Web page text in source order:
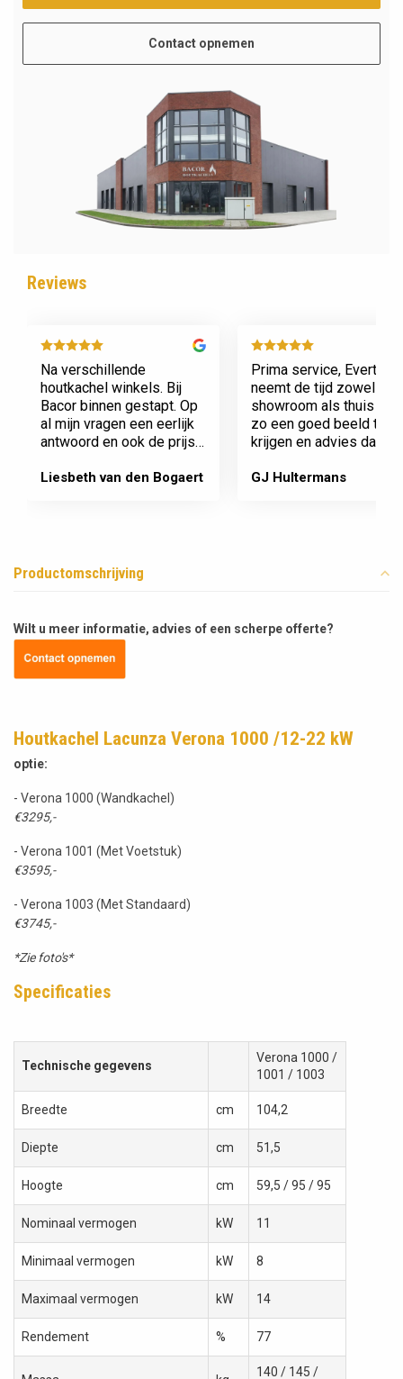
Contact opnemen
Reviews
Na verschillende
houtkachel winkels. Bij
Bacor binnen gestapt. Op
al mijn vragen een eerlijk
antwoord en ook de prijs
Afspraak is afspraak geen
Liesbeth van den Bogaert
Prima service, Evert
neemt de tijd zowel in
showroom als thuis om
zo een goed beeld te
krijgen en advies daarop
nieuwe kachel. Komt
GJ Hultermans
Productomschrijving
Wilt u meer informatie, advies of een scherpe offerte?
Houtkachel Lacunza Verona 1000 /12-22 kW
optie:
- Verona 1000 (Wandkachel)
€3295,-
- Verona 1001 (Met Voetstuk)
€3595,-
- Verona 1003 (Met Standaard)
€3745,-
*Zie foto's*
Specificaties
Technische gegevens
Verona 1000 /
1001 / 1003
Breedte cm 104,2
Diepte cm 51,5
Hoogte cm 59,5 / 95 / 95
Nominaal vermogen kW 11
Minimaal vermogen kW 8
Maximaal vermogen kW 14
Rendement % 77
140 / 145 /